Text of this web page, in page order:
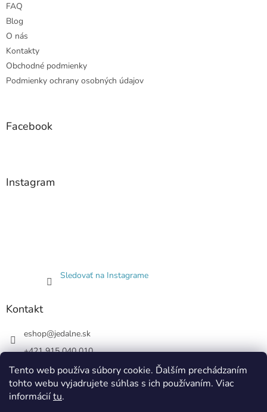
Tento web používa súbory cookie. Ďalším prechádzaním
tohto webu vyjadrujete súhlas s ich používaním. Viac
informáciítu.
FAQ
Blog
O nás
Kontakty
Obchodné podmienky
Podmienky ochrany osobných údajov
Facebook
Instagram
Sledovať na Instagrame
Kontakt
eshop@jedalne.sk
+421 915 040 010
Jedalne.sk
jedalne.sk